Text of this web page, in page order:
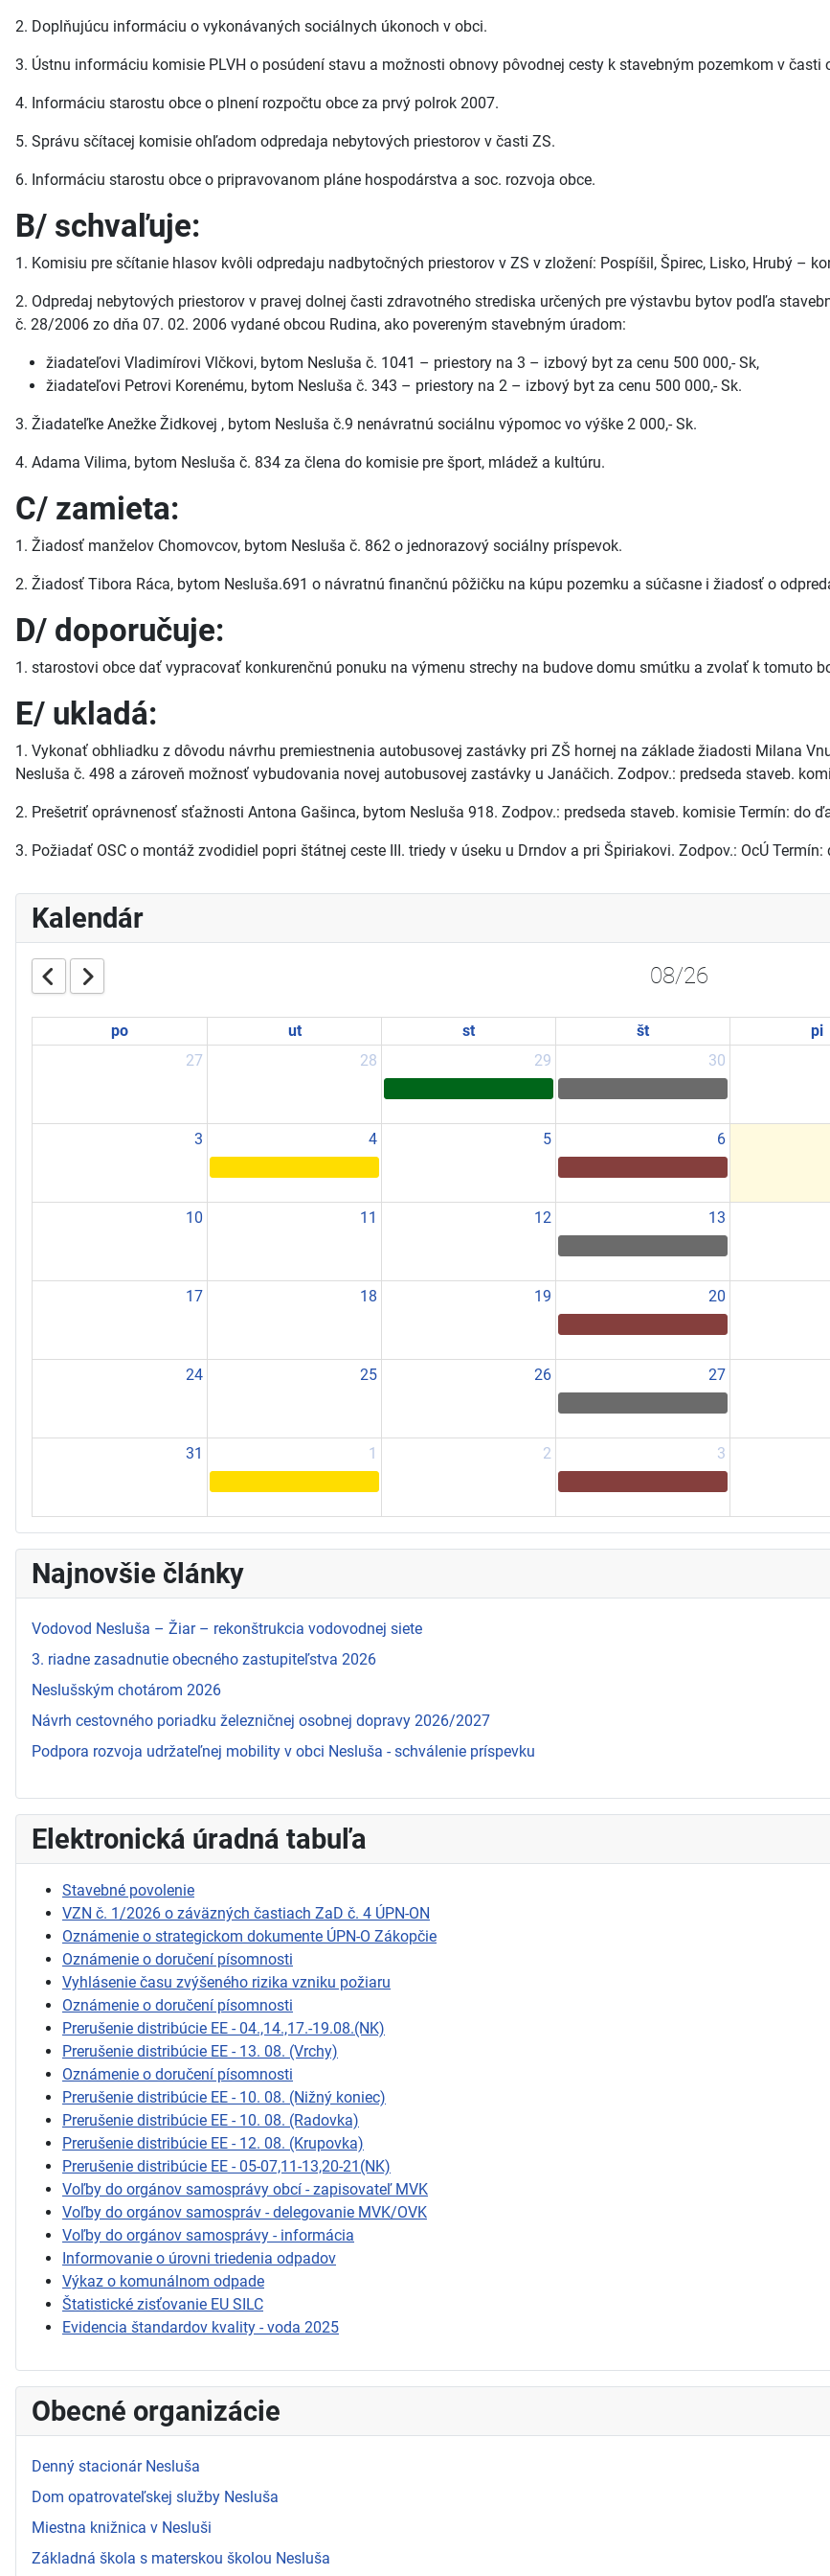
2. Doplňujúcu informáciu o vykonávaných sociálnych úkonoch v obci.
3. Ústnu informáciu komisie PLVH o posúdení stavu a možnosti obnovy pôvodnej cesty k stavebným pozemkom v časti
4. Informáciu starostu obce o plnení rozpočtu obce za prvý polrok 2007.
5. Správu sčítacej komisie ohľadom odpredaja nebytových priestorov v časti ZS.
6. Informáciu starostu obce o pripravovanom pláne hospodárstva a soc. rozvoja obce.
B/ schvaľuje:
1. Komisiu pre sčítanie hlasov kvôli odpredaju nadbytočných priestorov v ZS v zložení: Pospíšil, Špirec, Lisko, Hrubý –
2. Odpredaj nebytových priestorov v pravej dolnej časti zdravotného strediska určených pre výstavbu bytov podľa
č. 28/2006 zo dňa 07. 02. 2006 vydané obcou Rudina, ako povereným stavebným úradom:
žiadateľovi Vladimírovi Vlčkovi, bytom Nesluša č. 1041 – priestory na 3 – izbový byt za cenu 500 000,- Sk,
žiadateľovi Petrovi Korenému, bytom Nesluša č. 343 – priestory na 2 – izbový byt za cenu 500 000,- Sk.
3. Žiadateľke Anežke Židkovej , bytom Nesluša č.9 nenávratnú sociálnu výpomoc vo výške 2 000,- Sk.
4. Adama Vilima, bytom Nesluša č. 834 za člena do komisie pre šport, mládež a kultúru.
C/ zamieta:
1. Žiadosť manželov Chomovcov, bytom Nesluša č. 862 o jednorazový sociálny príspevok.
2. Žiadosť Tibora Ráca, bytom Nesluša.691 o návratnú finančnú pôžičku na kúpu pozemku a súčasne i žiadosť o
D/ doporučuje:
1. starostovi obce dať vypracovať konkurenčnú ponuku na výmenu strechy na budove domu smútku a zvolať k tomuto
E/ ukladá:
1. Vykonať obhliadku z dôvodu návrhu premiestnenia autobusovej zastávky pri ZŠ hornej na základe žiadosti Milana
Nesluša č. 498 a zároveň možnosť vybudovania novej autobusovej zastávky u Janáčich. Zodpov.: predseda staveb.
2. Prešetriť oprávnenosť sťažnosti Antona Gašinca, bytom Nesluša 918. Zodpov.: predseda staveb. komisie Termín: do
3. Požiadať OSC o montáž zvodidiel popri štátnej ceste III. triedy v úseku u Drndov a pri Špiriakovi. Zodpov.: OcÚ Termín:
Kalendár
08/26
po ut st št pi
27
28 29 30
3 4 5 6
10 11 12 13
17 18 19 20
24 25 26 27
31 1 2 3
Najnovšie články
Vodovod Nesluša – Žiar – rekonštrukcia vodovodnej siete
3. riadne zasadnutie obecného zastupiteľstva 2026
Neslušským chotárom 2026
Návrh cestovného poriadku železničnej osobnej dopravy 2026/2027
Podpora rozvoja udržateľnej mobility v obci Nesluša - schválenie príspevku
Elektronická úradná tabuľa
Stavebné povolenie
VZN č. 1/2026 o záväzných častiach ZaD č. 4 ÚPN-ON
Oznámenie o strategickom dokumente ÚPN-O Zákopčie
Oznámenie o doručení písomnosti
Vyhlásenie času zvýšeného rizika vzniku požiaru
Oznámenie o doručení písomnosti
Prerušenie distribúcie EE - 04.,14.,17.-19.08.(NK)
Prerušenie distribúcie EE - 13. 08. (Vrchy)
Oznámenie o doručení písomnosti
Prerušenie distribúcie EE - 10. 08. (Nižný koniec)
Prerušenie distribúcie EE - 10. 08. (Radovka)
Prerušenie distribúcie EE - 12. 08. (Krupovka)
Prerušenie distribúcie EE - 05-07,11-13,20-21(NK)
Voľby do orgánov samosprávy obcí - zapisovateľ MVK
Voľby do orgánov samospráv - delegovanie MVK/OVK
Voľby do orgánov samosprávy - informácia
Informovanie o úrovni triedenia odpadov
Výkaz o komunálnom odpade
Štatistické zisťovanie EU SILC
Evidencia štandardov kvality - voda 2025
Obecné organizácie
Denný stacionár Nesluša
Dom opatrovateľskej služby Nesluša
Miestna knižnica v Nesluši
Základná škola s materskou školou Nesluša